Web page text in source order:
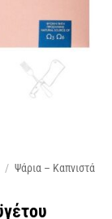
/ Ψάρια – Καπνιστά